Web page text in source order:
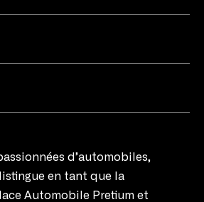
d’automobiles,
en tant que la
Automobile Pretium et